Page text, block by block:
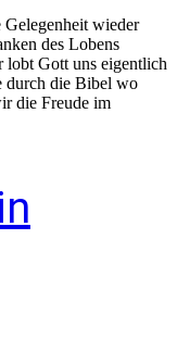
wieder
des Lobens
lobt Gott uns eigentlich
durch die Bibel wo
die Freude im